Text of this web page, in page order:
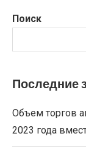
Поиск
Последние
Объем торгов
2023 года